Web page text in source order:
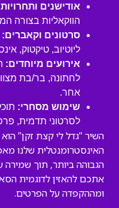
אודישנים
הווקאליות בצורה
סרטונים וקאברים:
ליוטיוב, טיקטוק,
אירועים מיוחדים:
לחתונה, בר/בת
אחר.
שימוש מסחרי:
לסרטוני תדמית,
השיר “גדל לי קצת זקן”
האינסטרומנטלית שלנו
הגבוהה ביותר, תוך שמירה
אתכם להאזין לדוגמית
ומההקפדה על הפרטים.